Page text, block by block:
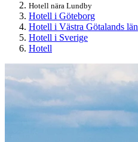
Hotell nära Lundby
Hotell i Göteborg
Hotell i Västra Götalands län
Hotell i Sverige
Hotell